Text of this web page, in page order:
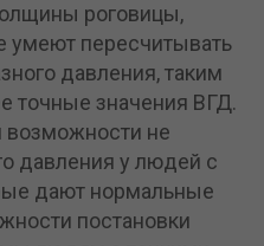
роговицы,
умеют пересчитывать
давления, таким
точные значения ВГД.
не
давления у людей с
дают нормальные
постановки